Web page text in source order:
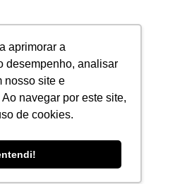
aprimorar a
desempenho, analisar
nosso site e
navegar por este site,
de cookies.